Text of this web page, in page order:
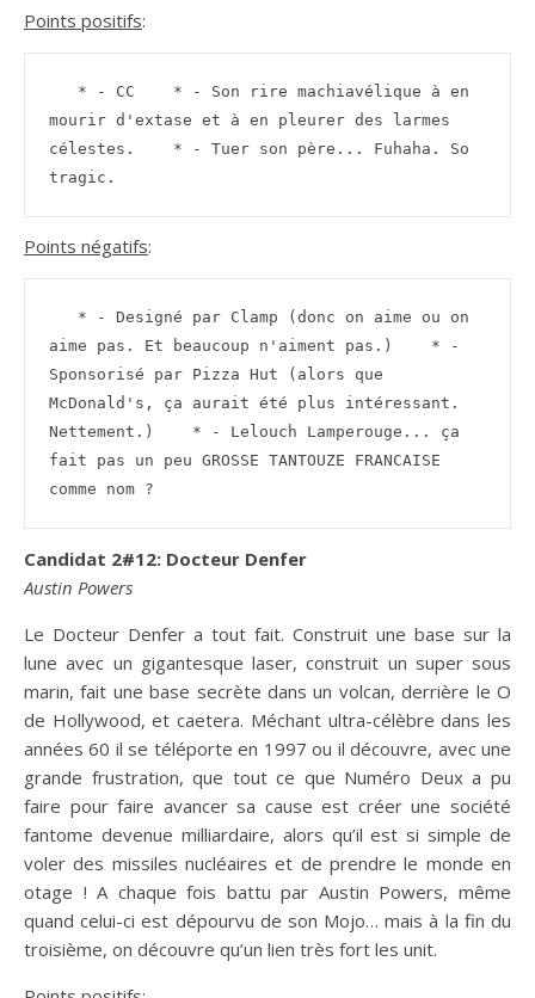
Points positifs:
mourir d'extase et à en pleurer des larmes
célestes.    * - Tuer son père... Fuhaha. So
tragic.
Points négatifs:
aime pas. Et beaucoup n'aiment pas.)    * -
Sponsorisé par Pizza Hut (alors que
McDonald's, ça aurait été plus intéressant.
Nettement.)    * - Lelouch Lamperouge... ça
fait pas un peu GROSSE TANTOUZE FRANCAISE
comme nom ?
Candidat 2#12: Docteur Denfer
Austin Powers
Le Docteur Denfer a tout fait. Construit une base sur la
lune avec un gigantesque laser, construit un super sous
marin, fait une base secrète dans un volcan, derrière le O
de Hollywood, et caetera. Méchant ultra-célèbre dans les
années 60 il se téléporte en 1997 ou il découvre, avec une
grande frustration, que tout ce que Numéro Deux a pu
faire pour faire avancer sa cause est créer une société
fantome devenue milliardaire, alors qu’il est si simple de
voler des missiles nucléaires et de prendre le monde en
otage ! A chaque fois battu par Austin Powers, même
quand celui-ci est dépourvu de son Mojo… mais à la fin du
troisième, on découvre qu’un lien très fort les unit.